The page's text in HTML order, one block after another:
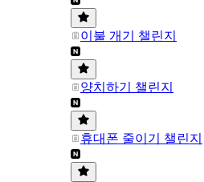
이불 개기 챌린지
양치하기 챌린지
휴대폰 줄이기 챌린지